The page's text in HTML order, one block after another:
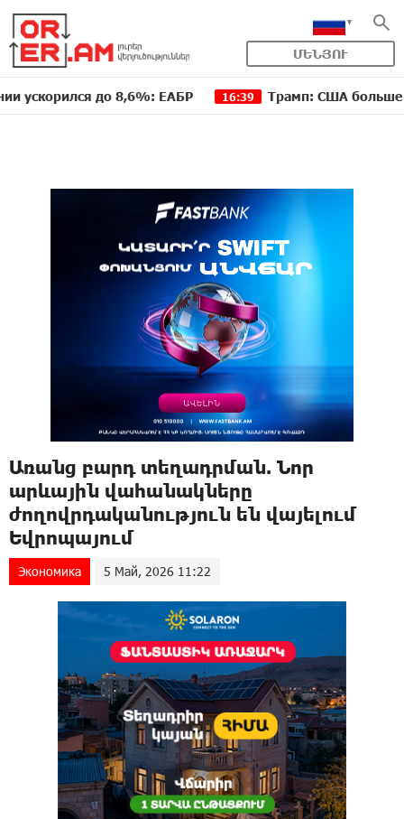
ՄԵՆՅՈՒ
до 8,6%: ЕАБР 16:39 Трамп: США больше не
Առանց բարդ տեղադրման. Նոր
արևային վահանակները
ժողովրդականություն են վայելում
Եվրոպայում
Экономика 5 Май, 2026 11:22